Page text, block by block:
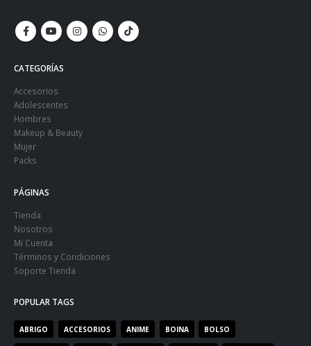
CATEGORÍAS
Accesorios
Adolescentes
Hombres
Makeup & Beauty
Mujer
Packs
PÁGINAS
Tienda
Nosotros
Mi Cuenta
Términos y Condiciones
Soporte Tienda
POPULAR TAGS
ABRIGO ACCESORIOS ANIME BOINA BOLSO